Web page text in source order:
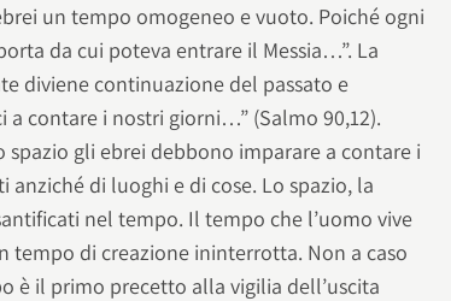
un tempo omogeneo e vuoto. Poiché ogni
da cui poteva entrare il Messia…”. La
diviene continuazione del passato e
a contare i nostri giorni…” (Salmo 90,12).
gli ebrei debbono imparare a contare i
di luoghi e di cose. Lo spazio, la
nel tempo. Il tempo che l’uomo vive
tempo di creazione ininterrotta. Non a caso
è il primo precetto alla vigilia dell’uscita